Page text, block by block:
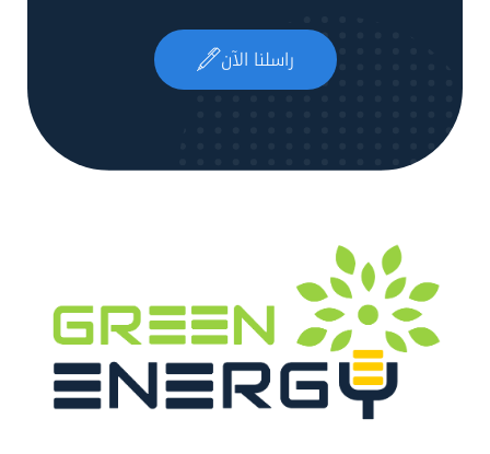
راسلنا الآن